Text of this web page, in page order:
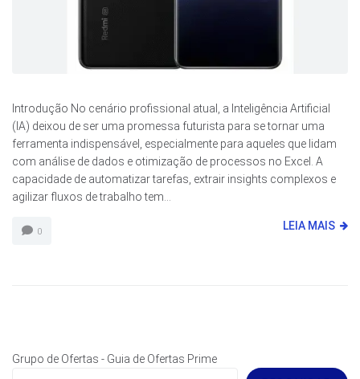
Introdução No cenário profissional atual, a Inteligência Artificial
(IA) deixou de ser uma promessa futurista para se tornar uma
ferramenta indispensável, especialmente para aqueles que lidam
com análise de dados e otimização de processos no Excel. A
capacidade de automatizar tarefas, extrair insights complexos e
agilizar fluxos de trabalho tem...
0 LEIA MAIS
Grupo de Ofertas - Guia de Ofertas Prime